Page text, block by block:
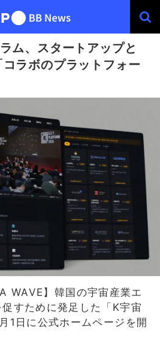
ム、スタートアップと
ラボのプラットフォー
WAVE】韓国の宇宙産業エ
すために発足した「K宇宙
1日に公式ホームページを開